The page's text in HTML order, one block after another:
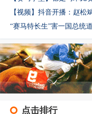
【视频】抖音开播：赵
“赛马特长生”害一国总统
点击排行